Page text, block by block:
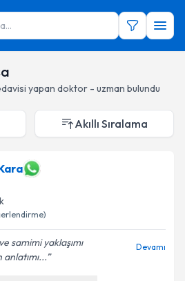
yapan doktor - uzman bulundu
Akıllı Sıralama
samimi yaklaşımı
Devamı